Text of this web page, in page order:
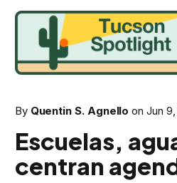
By Quentin S. Agnello on Jun
Escuelas,
centran